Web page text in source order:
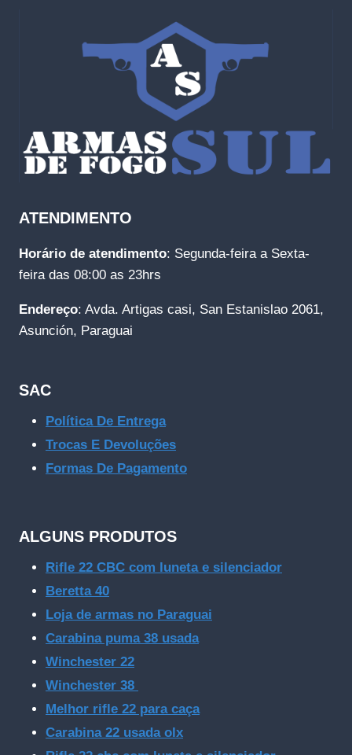
ATENDIMENTO
Horário de atendimento: Segunda-feira a Sexta-
feira das 08:00 as 23hrs
Endereço: Avda. Artigas casi, San Estanislao 2061,
Asunción, Paraguai
SAC
Política De Entrega
Trocas E Devoluções
Formas De Pagamento
ALGUNS PRODUTOS
Rifle 22 CBC com luneta e silenciador
Beretta 40
Loja de armas no Paraguai
Carabina puma 38 usada
Winchester 22
Winchester 38
Melhor rifle 22 para caça
Carabina 22 usada olx